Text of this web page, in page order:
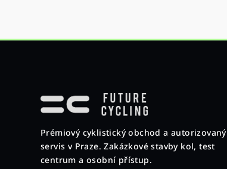
Prémiový cyklistický obchod a autorizovaný
servis v Praze. Zakázkové stavby kol, test
centrum a osobní přístup.